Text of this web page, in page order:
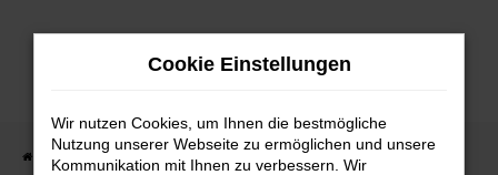
Zum
Startseite Seat Seat Alhambra Angebote
Cookie Einstellungen
Wir nutzen Cookies, um Ihnen die bestmögliche
Nutzung unserer Webseite zu ermöglichen und unsere
Kommunikation mit Ihnen zu verbessern. Wir